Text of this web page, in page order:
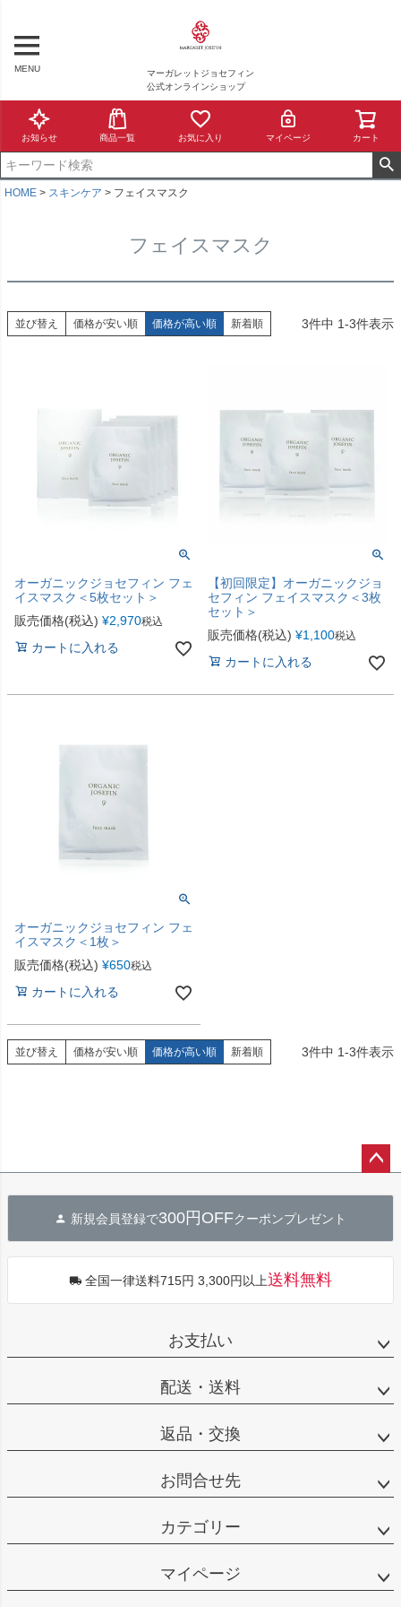
MENU
マーガレットジョセフィン
公式オンラインショップ
お知らせ 商品一覧 お気に入り マイページ カート
HOME スキンケア フェイスマスク
フェイスマスク
並び替え 価格が安い順 価格が高い順 新着順 3件中 1-3件表示
オーガニックジョセフィン フェ
イスマスク＜5枚セット＞
販売価格(税込) ¥2,970税込
カートに入れる
【初回限定】オーガニックジョ
セフィン フェイスマスク＜3枚
セット＞
販売価格(税込) ¥1,100税込
カートに入れる
オーガニックジョセフィン フェ
イスマスク＜1枚＞
販売価格(税込) ¥650税込
カートに入れる
並び替え 価格が安い順 価格が高い順 新着順 3件中 1-3件表示
へ
新規会員登録で300円OFFクーポンプレゼント
全国一律送料715円 3,300円以上送料無料
お支払い
配送・送料
返品・交換
お問合せ先
カテゴリー
マイページ